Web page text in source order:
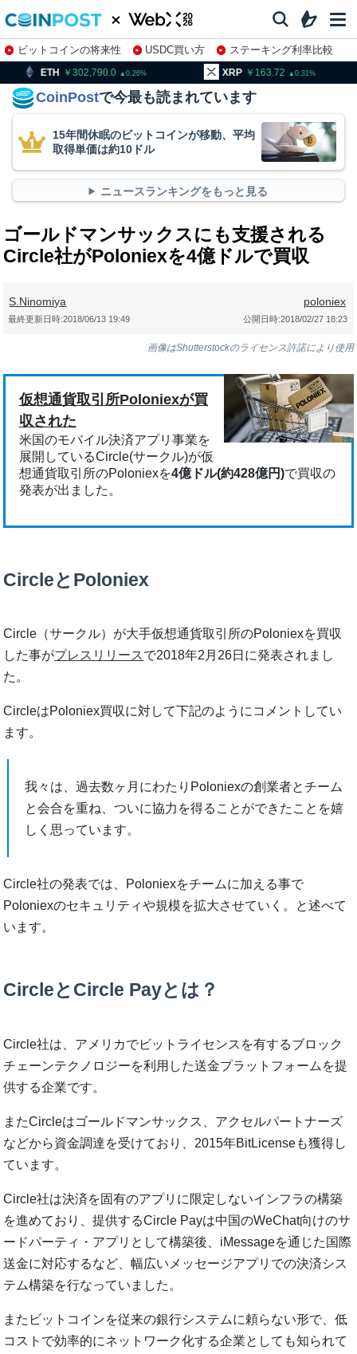
ビットコインの将来性 USDC買い方
ステーキング利率比較
株特集・関連銘柄
0.26 163.72 0.31
CoinPostで今最も読まれています
15年間休眠のビットコインが移動、平均
取得単価は約10ドル
ニュースランキングをもっと見る
ゴールドマンサックスにも支援される
Circle社がPoloniexを4億ドルで買収
S.Ninomiya poloniex
公開日時:2018/02/27 18:23
最終更新日時:2018/06/13 19:49
画像はShutterstockのライセンス許諾により使用
仮想通貨取引所Poloniexが買
収された
米国のモバイル決済アプリ事業を
展開しているCircle(サークル)が仮
想通貨取引所のPoloniexを4億ドル(約428億円)で買収の
発表が出ました。
CircleとPoloniex
Circle（サークル）が大手仮想通貨取引所のPoloniexを買収
した事がプレスリリースで2018年2月26日に発表されまし
た。
CircleはPoloniex買収に対して下記のようにコメントしてい
ます。
我々は、過去数ヶ月にわたりPoloniexの創業者とチーム
と会合を重ね、ついに協力を得ることができたことを嬉
しく思っています。
Circle社の発表では、Poloniexをチームに加える事で
Poloniexのセキュリティや規模を拡大させていく。と述べて
います。
CircleとCircle Payとは？
Circle社は、アメリカでビットライセンスを有するブロック
チェーンテクノロジーを利用した送金プラットフォームを提
供する企業です。
またCircleはゴールドマンサックス、アクセルパートナーズ
などから資金調達を受けており、2015年BitLicenseも獲得し
ています。
Circle社は決済を固有のアプリに限定しないインフラの構築
を進めており、提供するCircle Payは中国のWeChat向けのサ
ードパーティ・アプリとして構築後、iMessageを通じた国際
送金に対応するなど、幅広いメッセージアプリでの決済シス
テム構築を行なっていました。
またビットコインを従来の銀行システムに頼らない形で、低
コストで効率的にネットワーク化する企業としても知られて